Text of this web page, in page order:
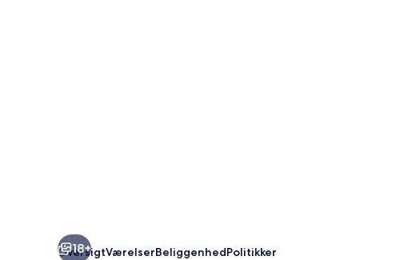
18+
OversigtVærelserBeliggenhedPolitikker